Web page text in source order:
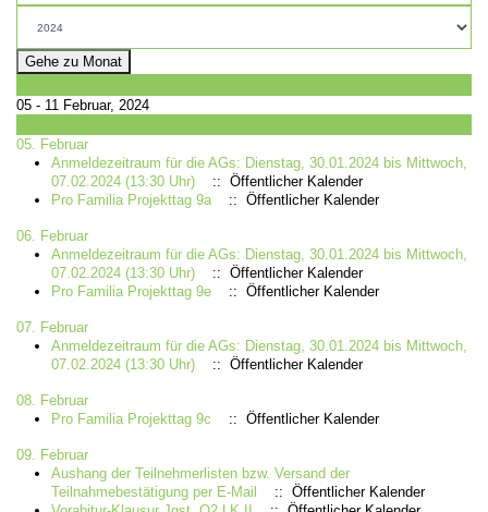
Gehe zu Monat
05 - 11 Februar, 2024
05. Februar
Anmeldezeitraum für die AGs: Dienstag, 30.01.2024 bis Mittwoch,
07.02.2024 (13:30 Uhr)
:: Öffentlicher Kalender
Pro Familia Projekttag 9a
:: Öffentlicher Kalender
06. Februar
Anmeldezeitraum für die AGs: Dienstag, 30.01.2024 bis Mittwoch,
07.02.2024 (13:30 Uhr)
:: Öffentlicher Kalender
Pro Familia Projekttag 9e
:: Öffentlicher Kalender
07. Februar
Anmeldezeitraum für die AGs: Dienstag, 30.01.2024 bis Mittwoch,
07.02.2024 (13:30 Uhr)
:: Öffentlicher Kalender
08. Februar
Pro Familia Projekttag 9c
:: Öffentlicher Kalender
09. Februar
Aushang der Teilnehmerlisten bzw. Versand der
Teilnahmebestätigung per E-Mail
:: Öffentlicher Kalender